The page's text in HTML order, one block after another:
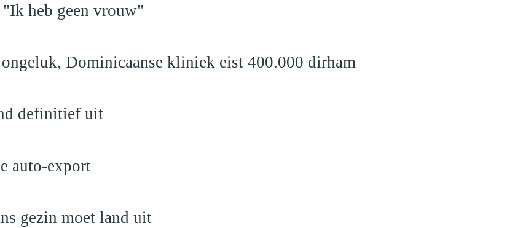
"Ik heb geen vrouw"
Dominicaanse kliniek eist 400.000 dirham
definitief uit
auto-export
gezin moet land uit